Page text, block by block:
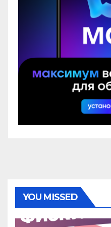
YOU MISSED